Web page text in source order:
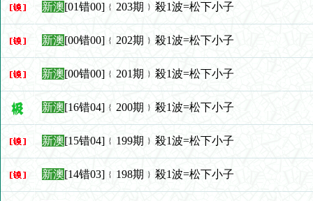
新澳[01错00]﹛203期﹜殺1波=松下小子
新澳[00错00]﹛202期﹜殺1波=松下小子
新澳[00错00]﹛201期﹜殺1波=松下小子
新澳[16错04]﹛200期﹜殺1波=松下小子
新澳[15错04]﹛199期﹜殺1波=松下小子
新澳[14错03]﹛198期﹜殺1波=松下小子